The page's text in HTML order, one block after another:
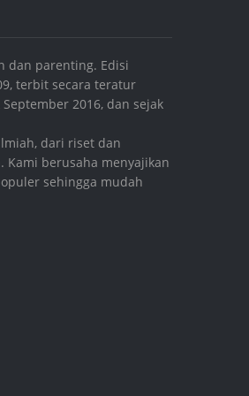
dan parenting. Edisi
terbit secara teratur
2016, dan sejak
dari riset dan
Kami berusaha menyajikan
sehingga mudah